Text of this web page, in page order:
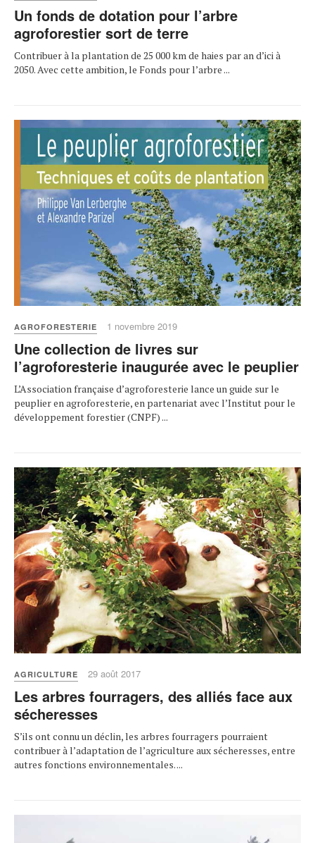
Un fonds de dotation pour l’arbre
agroforestier sort de terre
Contribuer à la plantation de 25 000 km de haies par an d’ici à
2050. Avec cette ambition, le Fonds pour l’arbre ...
AGROFORESTERIE 1 novembre 2019
Une collection de livres sur
l’agroforesterie inaugurée avec le peuplier
L’Association française d’agroforesterie lance un guide sur le
peuplier en agroforesterie, en partenariat avec l’Institut pour le
développement forestier (CNPF) ...
AGRICULTURE 29 août 2017
Les arbres fourragers, des alliés face aux
sécheresses
S’ils ont connu un déclin, les arbres fourragers pourraient
contribuer à l’adaptation de l’agriculture aux sécheresses, entre
autres fonctions environnementales. ...